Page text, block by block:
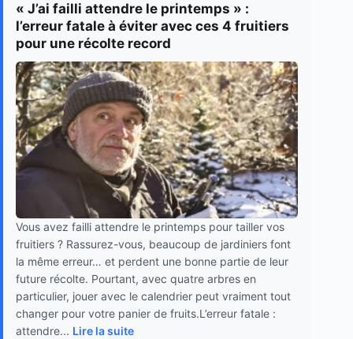
« J’ai failli attendre le printemps » :
l’erreur fatale à éviter avec ces 4 fruitiers
pour une récolte record
Vous avez failli attendre le printemps pour tailler vos
fruitiers ? Rassurez-vous, beaucoup de jardiniers font
la même erreur… et perdent une bonne partie de leur
future récolte. Pourtant, avec quatre arbres en
particulier, jouer avec le calendrier peut vraiment tout
changer pour votre panier de fruits.L’erreur fatale :
attendre... Lire la suite